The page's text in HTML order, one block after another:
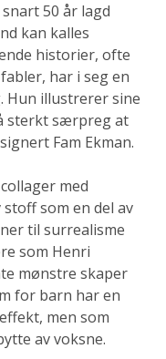
50 år lagd
kan kalles
historier, ofte
har i seg en
Hun illustrerer sine
sterkt særpreg at
Fam Ekman.
med
som en del av
til surrealisme
som Henri
mønstre skaper
for barn har en
men som
av voksne.